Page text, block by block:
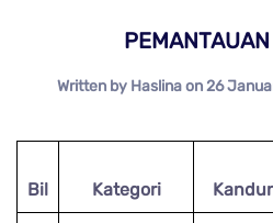
Written by Haslina on26
Bil Kategori